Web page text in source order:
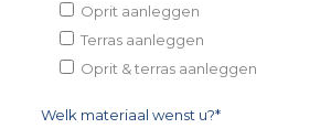
Oprit aanleggen
Terras aanleggen
Oprit & terras aanleggen
Welk materiaal wenst u?*